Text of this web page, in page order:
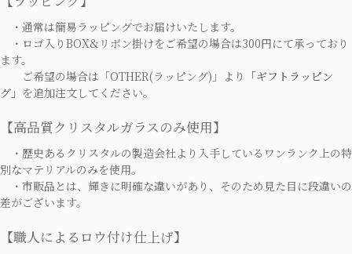
・通常は簡易ラッピングでお届けいたします。
・ロゴ入りBOX&リボン掛けをご希望の場合は300円にて承っており
ます。
ご希望の場合は「OTHER(ラッピング)」より
「ギフトラッピン
グ」 を追加注文してください。
【高品質クリスタルガラスのみ使用】
・歴史あるクリスタルの製造会社より入手しているワンランク上の特
別なマテリアルのみを使用。
・市販品とは、輝きに明確な違いがあり、そのため見た目に段違いの
差がございます。
【職人によるロウ付け仕上げ】